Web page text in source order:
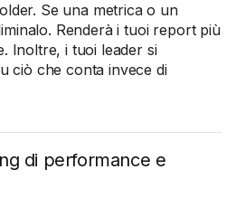
Se una metrica o un
Renderà i tuoi report più
Inoltre, i tuoi leader si
ciò che conta invece di
di performance e